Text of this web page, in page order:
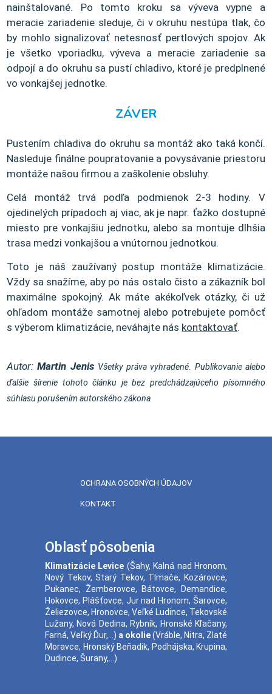
nainštalované. Po tomto kroku sa výveva vypne a
meracie zariadenie sleduje, či v okruhu nestúpa tlak, čo
by mohlo signalizovať netesnosť pertlových spojov. Ak
je všetko vporiadku, výveva a meracie zariadenie sa
odpojí a do okruhu sa pustí chladivo, ktoré je predplnené
vo vonkajšej jednotke.
ZÁVER
Pustením chladiva do okruhu sa montáž ako taká končí.
Nasleduje finálne poupratovanie a povysávanie priestoru
montáže našou firmou a zaškolenie obsluhy.
Celá montáž trvá podľa podmienok 2-3 hodiny. V
ojedinelých prípadoch aj viac, ak je napr. ťažko dostupné
miesto pre vonkajšiu jednotku, alebo sa montuje dlhšia
trasa medzi vonkajšou a vnútornou jednotkou.
Toto je náš zaužívaný postup montáže klimatizácie.
Vždy sa snažíme, aby po nás ostalo čisto a zákazník bol
maximálne spokojný. Ak máte akékoľvek otázky, či už
ohľadom montáže samotnej alebo potrebujete pomôcť
s výberom klimatizácie, neváhajte nás kontaktovať.
Autor:Martin Jenis Všetky práva vyhradené. Publikovanie alebo
ďalšie šírenie tohoto článku je bez predchádzajúceho písomného
súhlasu porušením autorského zákona
OCHRANA OSOBNÝCH ÚDAJOV
KONTAKT
Oblasť pôsobenia
Klimatizácie Levice (Šahy,Kalná nad Hronom,
Nový Tekov,Starý Tekov, Tlmače,Kozárovce,
Pukanec, Žemberovce,Bátovce,Demandice,
Hokovce, Plášťovce, Jur nad Hronom,Šarovce,
Želiezovce, Hronovce, Veľké Ludince, Tekovské
Lužany,Nová Dedina,Rybník, Hronské Kľačany,
Farná, Veľký Ďur,...) a okolie(Vráble, Nitra, Zlaté
Moravce, Hronský Beňadik, Podhájska, Krupina,
Dudince, Šurany,...)